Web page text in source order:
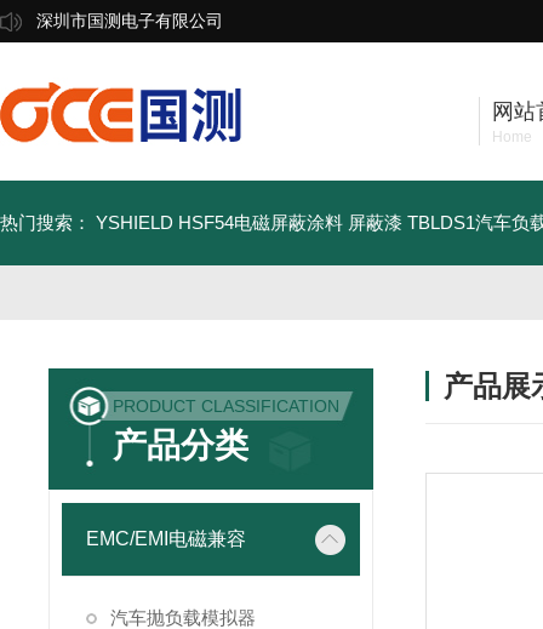
深圳市国测电子有限公司
网站
Home
热门搜索： YSHIELD HSF54电磁屏蔽涂料 屏蔽漆 TBLDS1汽车负
PRODUCT CLASSIFICATION
产品分类
EMC/EMI电磁兼容
汽车抛负载模拟器
产品展